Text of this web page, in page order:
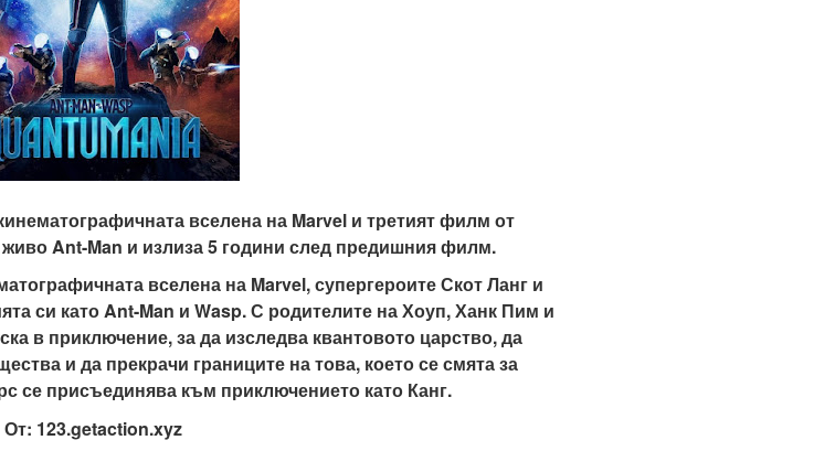
вселена на Marvel и третият филм от
Ant-Man и излиза 5 години след предишния филм.
вселена на Marvel, супергероите Скот Ланг и
си като Ant-Man и Wasp. С родителите на Хоуп, Ханк Пим и
в приключение, за да изследва квантовото царство, да
и да прекрачи границите на това, което се смята за
се присъединява към приключението като Канг.
От: 123.getaction.xyz